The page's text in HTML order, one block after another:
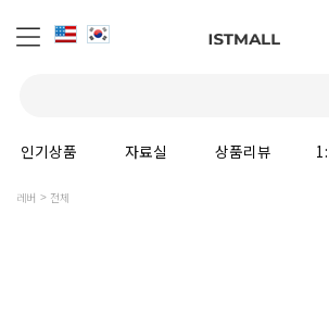
인기상품 자료실 상품리뷰
레버 전체